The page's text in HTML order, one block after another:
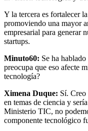
Y la tercera es fortalecer
promoviendo una mayor
empresarial para generar
startups.
Minuto60: Se ha
preocupa que eso afecte
tecnología?
Ximena Duque: Sí. Creo
en temas de ciencia y
Ministerio TIC, no
componente tecnológico